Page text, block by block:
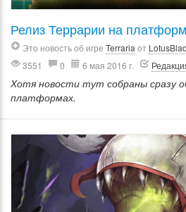
Релиз Террарии на
Это новость об игре Terraria от
3551
0 6 мая 2016 г.
Хотя новости тут собраны сразу
платформах.